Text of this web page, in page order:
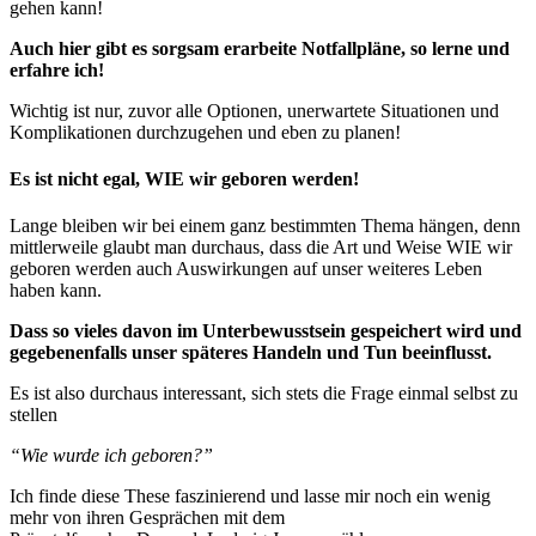
gehen kann!
Auch hier gibt es sorgsam erarbeite Notfallpläne, so lerne und
erfahre ich!
Wichtig ist nur, zuvor alle Optionen, unerwartete Situationen und
Komplikationen durchzugehen und eben zu planen!
Es ist nicht egal, WIE wir geboren werden!
Lange bleiben wir bei einem ganz bestimmten Thema hängen, denn
mittlerweile glaubt man durchaus, dass die Art und Weise WIE wir
geboren werden auch Auswirkungen auf unser weiteres Leben
haben kann.
Dass so vieles davon im Unterbewusstsein gespeichert wird und
gegebenenfalls unser späteres Handeln und Tun beeinflusst.
Es ist also durchaus interessant, sich stets die Frage einmal selbst zu
stellen
“Wie wurde ich geboren?”
Ich finde diese These faszinierend und lasse mir noch ein wenig
mehr von ihren Gesprächen mit dem